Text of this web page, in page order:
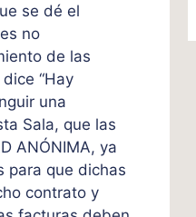
se dé el
no
de las
“Hay
una
Sala, que las
ANÓNIMA, ya
para que dichas
contrato y